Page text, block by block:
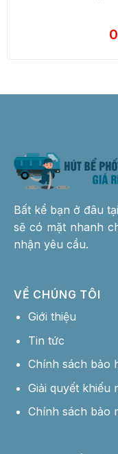
Bất kể bạn ở đâu
sẽ có mặt nhanh
nhận yêu cầu.
VỀ CHÚNG TÔI
Giới thiệu
Tin tức
Chính sách bảo
Giải quyết khiếu
Chính sách bảo